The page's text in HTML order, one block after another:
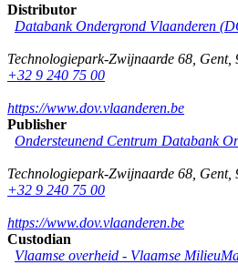
Distributor
Databank Ondergrond Vlaanderen
Technologiepark-Zwijnaarde 68 Gent,
+32 9 240 75 00
https://www.dov.vlaanderen.be
Publisher
Ondersteunend Centrum Databank
Technologiepark-Zwijnaarde 68 Gent,
+32 9 240 75 00
https://www.dov.vlaanderen.be
Custodian
Vlaamse overheid - Vlaamse